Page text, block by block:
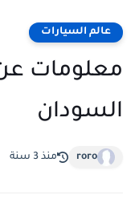
عالم السيارات
معلومات
السودان
roro منذ 3 سنة